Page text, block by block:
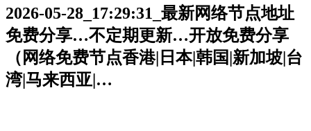
2026-05-28_17:29:31_最新网络节点地址
免费分享…不定期更新…开放免费分享
（网络免费节点香港|日本|韩国|新加坡|台
湾|马来西亚|…